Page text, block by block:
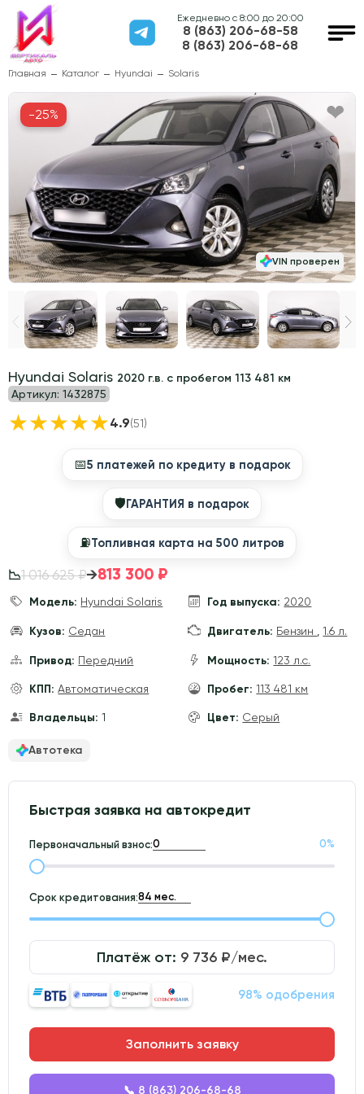
Ежедневно с 8:00 до 20:00
8 (863) 206-68-58
8 (863) 206-68-68
Главная Каталог Hyundai Solaris
Hyundai Solaris 2020 г.в. с пробегом 113 481 км
Артикул: 1432875
★★★★★4.9(51)
📅5 платежей по кредиту в подарок
🛡ГАРАНТИЯ в подарок
⛽️Топливная карта на 500 литров
📉1 016 625 ₽→813 300 ₽
Модель: Hyundai Solaris Год выпуска: 2020
Кузов: Седан Двигатель: Бензин ,1.6 л.
Привод: Передний Мощность: 123 л.с.
КПП: Автоматическая Пробег: 113 481 км
Владельцы: 1 Цвет: Серый
Автотека
Быстрая заявка на автокредит
Первоначальный взнос: 0%
Срок кредитования:
Платёж от: 9 736 ₽/мес.
98% одобрения
Заполнить заявку
📞 8 (863) 206-68-68
VIN проверен
-25%